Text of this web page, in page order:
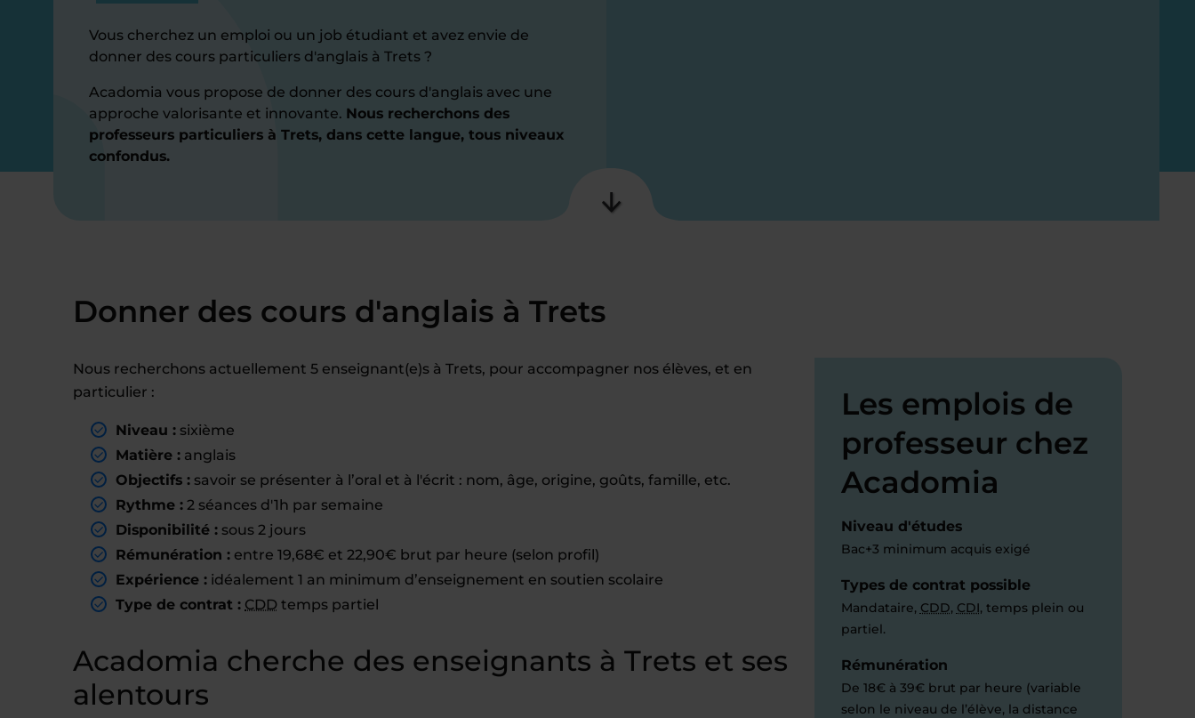
Vous cherchez un emploi ou un job étudiant et avez envie de
donner des cours particuliers d'anglais à Trets ?
Acadomia vous propose de donner des cours d'anglais avec une
approche valorisante et innovante. Nous recherchons des
professeurs particuliers à Trets, dans cette langue, tous niveaux
confondus.
Donner des cours d'anglais à Trets
Nous recherchons actuellement 5 enseignant(e)s à Trets, pour accompagner nos élèves, et en
particulier :
Niveau : sixième
Matière : anglais
Objectifs : savoir se présenter à l’oral et à l'écrit : nom, âge, origine, goûts, famille, etc.
Rythme : 2 séances d'1h par semaine
Disponibilité : sous 2 jours
Rémunération : entre 19,68€ et 22,90€ brut par heure (selon profil)
Expérience : idéalement 1 an minimum d’enseignement en soutien scolaire
Type de contrat : CDD temps partiel
Acadomia cherche des enseignants à Trets et ses
alentours
Les emplois de
professeur chez
Acadomia
Niveau d'études
Bac+3 minimum acquis exigé
Types de contrat possible
Mandataire, CDD, CDI, temps plein ou
partiel.
Rémunération
De 18€ à 39€ brut par heure (variable
selon le niveau de l’élève, la distance